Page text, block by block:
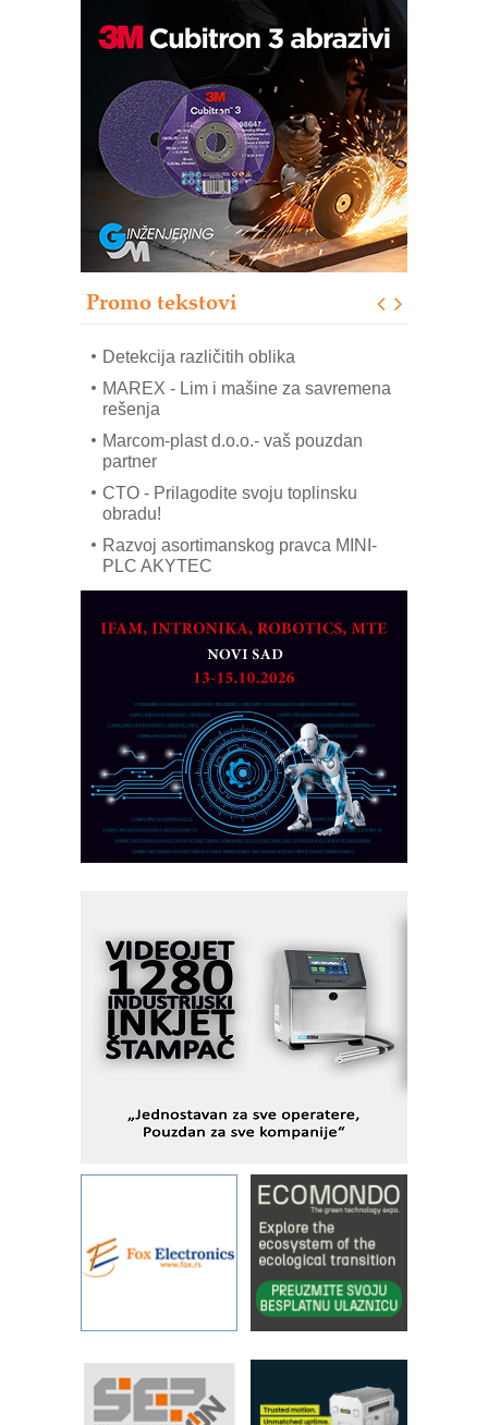
Promo tekstovi
IB BLUMENAUER - više od 40 godina
poverenja u industriji
COMBYPACK
RMQ-TITAN ADVANCED INDICATOR
– Pametna signalizacija za efikasnije
upravljanje mašinama
Sigurnije ispitivanje transformatora u
solarnim elektranama i vetroparkovima
Pranje točkova na gradilištu- standard
modernog i odgovornog građenja
ROSA i SCHUNK podižu proizvodnju
Detekcija različitih oblika
MAREX - Lim i mašine za savremena
rešenja
Marcom-plast d.o.o.- vaš pouzdan
partner
CTO - Prilagodite svoju toplinsku
obradu!
Razvoj asortimanskog pravca MINI-
PLC AKYTEC
dostupan u Srbiji
MOTOMAN – NEXT-Robotika vođena
veštačkom inteligencijom
I.SAFE MOBILE revolucioniše
industrijsku automatizaciju
pionirskimmobile operator PANEL-OM
Fleksibilno stezanje i brzo
podešavanje u proizvodnji prototipova
KIP KOP – napredna rešenja za
savremene industrijske i logističke
objekte
rešenjima
IBeRTIM - oprema za ispitivanje
kontrole kvaliteta
STAUFF – Komponente koje
povećavaju pouzdanost hidrauličkih
sistema
pouzdanost u transferu fluida
rešenja za filtraciju u hidrauličkim i
procesnim sistemima
Art Utopia Studio – vizuelne priče
industrije i biznisa
RILINEX kompanije Rittal
FANUC: Najbolje za vašu pametnu
automatizaciju
Efikasno upravljanje energijom
Automatizacija pakovanja · Display
(Shelf-Ready) omotnice